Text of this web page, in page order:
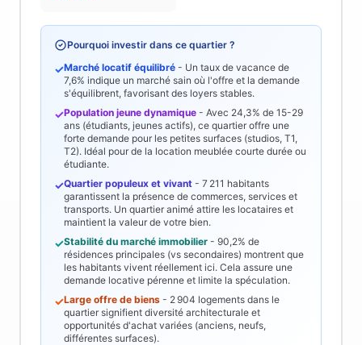
Pourquoi investir dans ce quartier ?
✓Marché locatif équilibré - Un taux de vacance de
7,6% indique un marché sain où l'offre et la demande
s'équilibrent, favorisant des loyers stables.
✓Population jeune dynamique - Avec 24,3% de 15-29
ans (étudiants, jeunes actifs), ce quartier offre une
forte demande pour les petites surfaces (studios, T1,
T2). Idéal pour de la location meublée courte durée ou
étudiante.
✓Quartier populeux et vivant - 7 211 habitants
garantissent la présence de commerces, services et
transports. Un quartier animé attire les locataires et
maintient la valeur de votre bien.
✓Stabilité du marché immobilier - 90,2% de
résidences principales (vs secondaires) montrent que
les habitants vivent réellement ici. Cela assure une
demande locative pérenne et limite la spéculation.
✓Large offre de biens - 2 904 logements dans le
quartier signifient diversité architecturale et
opportunités d'achat variées (anciens, neufs,
différentes surfaces).